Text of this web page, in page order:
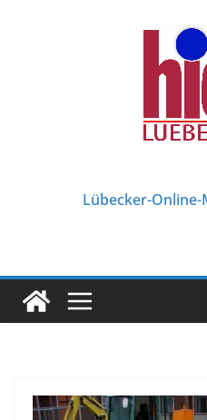
Lübecker-Online-